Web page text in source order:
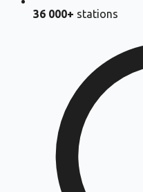
36 000+ stations